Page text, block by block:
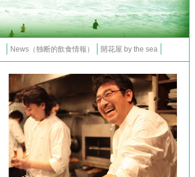
News（独断的飲食情報） 開花屋 by the sea